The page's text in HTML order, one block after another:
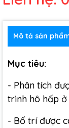
Mô tả sản
Mục tiêu:
- Phân tích
trình hô hấp
- Bố trí được